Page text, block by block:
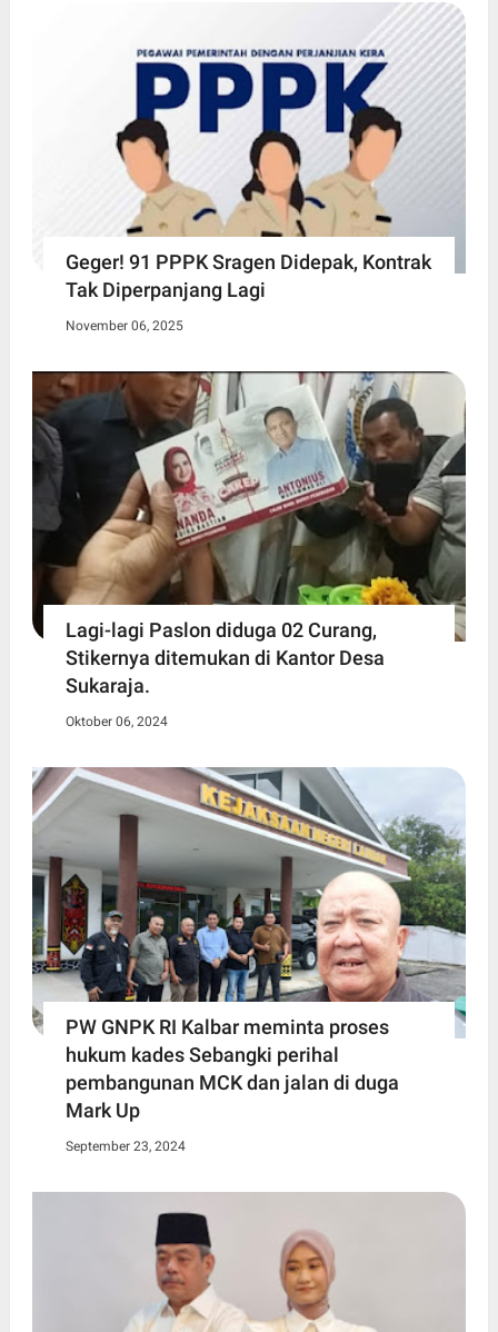
Geger! 91 PPPK Sragen Didepak, Kontrak
Tak Diperpanjang Lagi
November 06, 2025
Lagi-lagi Paslon diduga 02 Curang,
Stikernya ditemukan di Kantor Desa
Sukaraja.
Oktober 06, 2024
PW GNPK RI Kalbar meminta proses
hukum kades Sebangki perihal
pembangunan MCK dan jalan di duga
Mark Up
September 23, 2024